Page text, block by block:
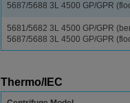
5687/5688 3L 4500 GP/GPR
5681/5682 3L 4500 GP/GPR
5687/5688 3L 4500 GP/GPR
Thermo/IEC